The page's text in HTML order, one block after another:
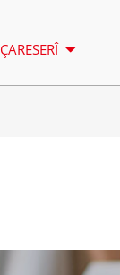
ÇARESERÎ